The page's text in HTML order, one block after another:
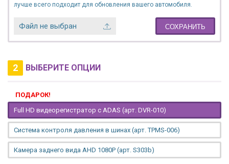
лучше всего подходит для обновления вашего автомобиля.
Файл не выбран СОХРАНИТЬ
2 ВЫБЕРИТЕ ОПЦИИ
ПОДАРОК!
Full HD видеорегистратор с ADAS (арт. DVR-010)
Система контроля давления в шинах (арт. TPMS-006)
Камера заднего вида AHD 1080P (арт. S303b)